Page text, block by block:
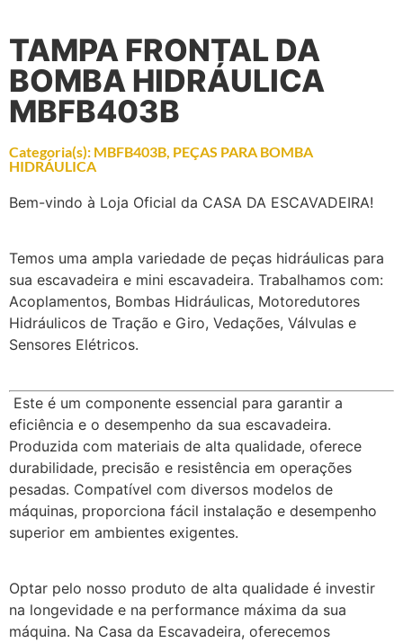
TAMPA FRONTAL DA
BOMBA HIDRÁULICA
MBFB403B
Categoria(s): MBFB403B, PEÇAS PARA BOMBA
HIDRÁULICA
Bem-vindo à Loja Oficial da CASA DA ESCAVADEIRA!
Temos uma ampla variedade de peças hidráulicas para
sua escavadeira e mini escavadeira. Trabalhamos com:
Acoplamentos, Bombas Hidráulicas, Motoredutores
Hidráulicos de Tração e Giro, Vedações, Válvulas e
Sensores Elétricos.
Este é um componente essencial para garantir a
eficiência e o desempenho da sua escavadeira.
Produzida com materiais de alta qualidade, oferece
durabilidade, precisão e resistência em operações
pesadas. Compatível com diversos modelos de
máquinas, proporciona fácil instalação e desempenho
superior em ambientes exigentes.
Optar pelo nosso produto de alta qualidade é investir
na longevidade e na performance máxima da sua
máquina. Na Casa da Escavadeira, oferecemos